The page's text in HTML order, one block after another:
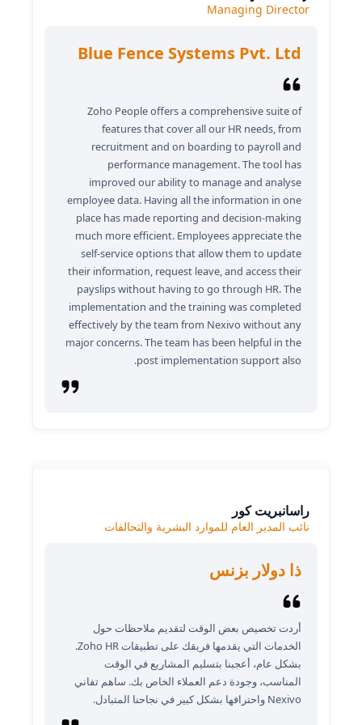
Managing Director
Blue Fence Systems Pvt. Ltd
Zoho People offers a comprehensive suite of
features that cover all our HR needs, from
recruitment and on boarding to payroll and
performance management. The tool has
improved our ability to manage and analyse
employee data. Having all the information in one
place has made reporting and decision-making
much more efficient. Employees appreciate the
self-service options that allow them to update
their information, request leave, and access their
payslips without having to go through HR. The
implementation and the training was completed
effectively by the team from Nexivo without any
major concerns. The team has been helpful in the
post implementation support also.
راسانبريت كور
نائب المدير العام للموارد البشرية والتحالفات
ذا دولار بزنس
أردت تخصيص بعض الوقت لتقديم ملاحظات حول
الخدمات التي يقدمها فريقك على تطبيقات Zoho HR.
بشكل عام، أعجبنا بتسليم المشاريع في الوقت
المناسب، وجودة دعم العملاء الخاص بك. ساهم تفاني
Nexivo واحترافها بشكل كبير في نجاحنا المتبادل.